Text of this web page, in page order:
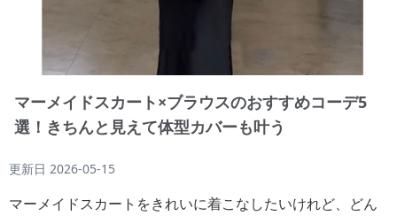
マーメイドスカート×ブラウスのおすすめコーデ5
選！きちんと見えて体型カバーも叶う
更新日 2026-05-15
マーメイドスカートをきれいに着こなしたいけれど、どん